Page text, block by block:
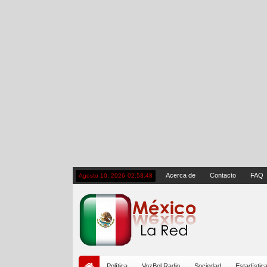
Agosto 10, 2026 02:53:48 Acerca de Contacto FAQ